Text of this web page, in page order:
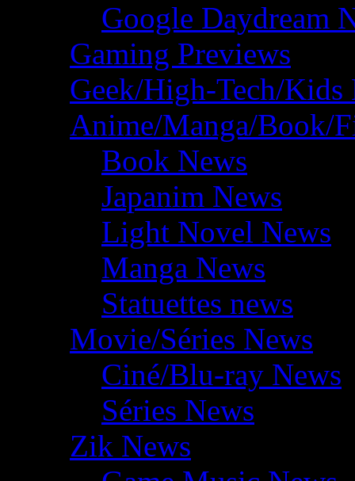
Google Daydream
Gaming Previews
Geek/High-Tech/Kids
Anime/Manga/Book/
Book News
Japanim News
Light Novel News
Manga News
Statuettes news
Movie/Séries News
Ciné/Blu-ray News
Séries News
Zik News